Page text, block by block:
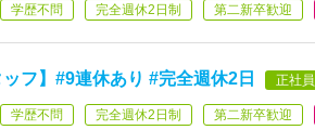
学歴不問 完全週休2日制 第二新卒歓迎
フ】#9連休あり #完全週休2日 正社員
学歴不問 完全週休2日制 第二新卒歓迎